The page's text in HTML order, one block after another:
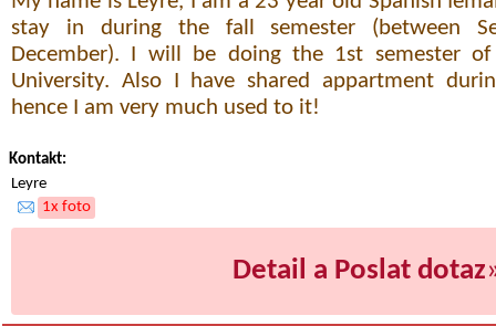
stay in during the fall semester (between
December). I will be doing the 1st semester
University. Also I have shared appartment
hence I am very much used to it!
Kontakt:
Leyre
1x foto
Detail a Poslat dotaz